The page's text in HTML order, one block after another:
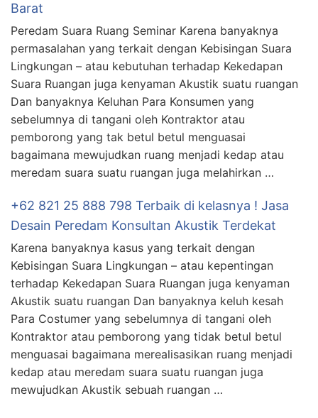
Barat
Peredam Suara Ruang Seminar Karena banyaknya
permasalahan yang terkait dengan Kebisingan Suara
Lingkungan – atau kebutuhan terhadap Kekedapan
Suara Ruangan juga kenyaman Akustik suatu ruangan
Dan banyaknya Keluhan Para Konsumen yang
sebelumnya di tangani oleh Kontraktor atau
pemborong yang tak betul betul menguasai
bagaimana mewujudkan ruang menjadi kedap atau
meredam suara suatu ruangan juga melahirkan …
+62 821 25 888 798 Terbaik di kelasnya ! Jasa
Desain Peredam Konsultan Akustik Terdekat
Karena banyaknya kasus yang terkait dengan
Kebisingan Suara Lingkungan – atau kepentingan
terhadap Kekedapan Suara Ruangan juga kenyaman
Akustik suatu ruangan Dan banyaknya keluh kesah
Para Costumer yang sebelumnya di tangani oleh
Kontraktor atau pemborong yang tidak betul betul
menguasai bagaimana merealisasikan ruang menjadi
kedap atau meredam suara suatu ruangan juga
mewujudkan Akustik sebuah ruangan …